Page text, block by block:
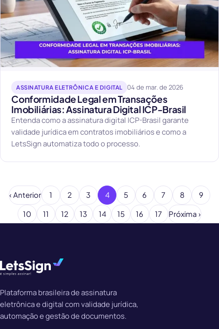
ASSINATURA ELETRÔNICA E DIGITAL 04 de mar. de 2026
Conformidade Legal em Transações
Imobiliárias: Assinatura Digital ICP-Brasil
Entenda como a assinatura digital ICP-Brasil garante
validade jurídica em contratos imobiliários e como a
LetsSign automatiza todo o processo.
‹ Anterior 1 2 3 4 5 6 7 8 9
10 11 12 13 14 15 16 17 Próxima ›
Plataforma brasileira de assinatura
eletrônica e digital com validade jurídica,
automação e gestão de documentos.